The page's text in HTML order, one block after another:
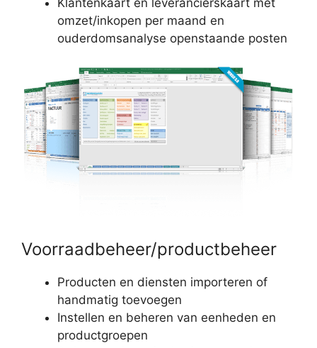
Klantenkaart en leverancierskaart met
omzet/inkopen per maand en
ouderdomsanalyse openstaande posten
Voorraadbeheer/productbeheer
Producten en diensten importeren of
handmatig toevoegen
Instellen en beheren van eenheden en
productgroepen